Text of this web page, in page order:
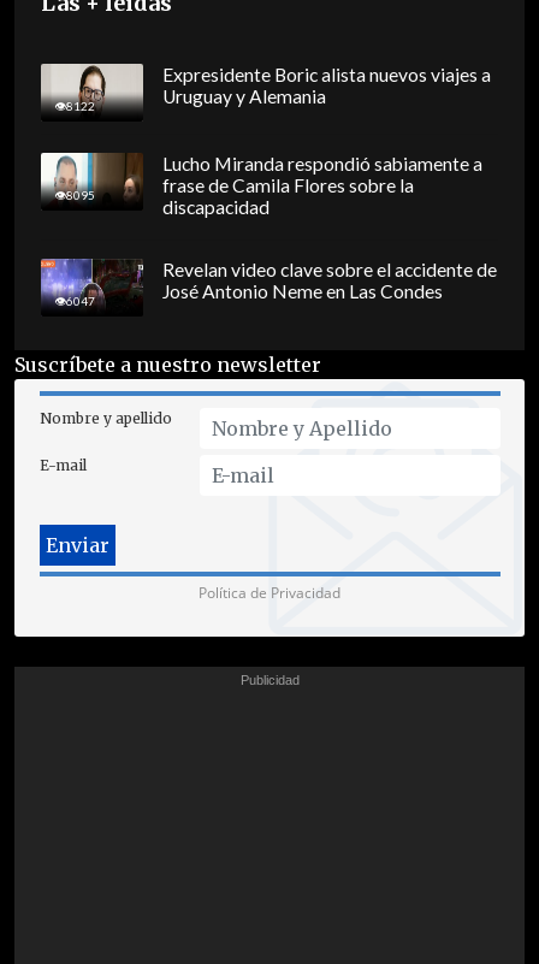
8122
Expresidente Boric alista nuevos viajes a
Uruguay y Alemania
8095
Lucho Miranda respondió sabiamente a
frase de Camila Flores sobre la
discapacidad
6047
Revelan video clave sobre el accidente de
José Antonio Neme en Las Condes
Suscríbete a nuestro newsletter
Nombre y apellido
E-mail
Política de Privacidad